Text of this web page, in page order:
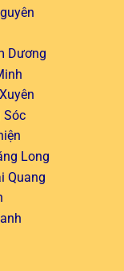
Dương
Sóc
Long
Quang